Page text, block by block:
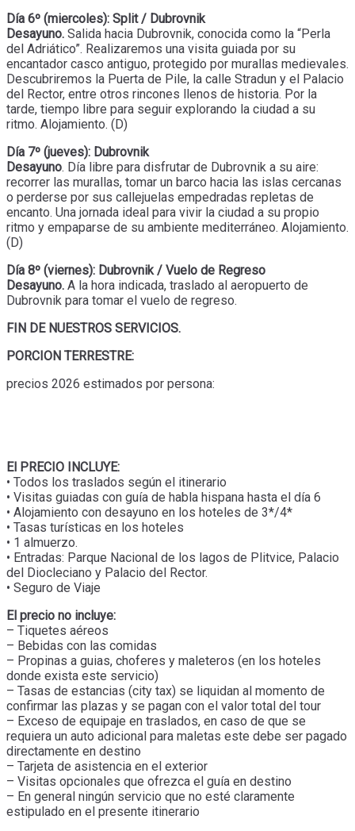
Día 6º (miercoles): Split / Dubrovnik
Desayuno. Salida hacia Dubrovnik, conocida como la “Perla
del Adriático”. Realizaremos una visita guiada por su
encantador casco antiguo, protegido por murallas medievales.
Descubriremos la Puerta de Pile, la calle Stradun y el Palacio
del Rector, entre otros rincones llenos de historia. Por la
tarde, tiempo libre para seguir explorando la ciudad a su
ritmo. Alojamiento. (D)
Día 7º (jueves): Dubrovnik
Desayuno. Día libre para disfrutar de Dubrovnik a su aire:
recorrer las murallas, tomar un barco hacia las islas cercanas
o perderse por sus callejuelas empedradas repletas de
encanto. Una jornada ideal para vivir la ciudad a su propio
ritmo y empaparse de su ambiente mediterráneo. Alojamiento.
(D)
Día 8º (viernes): Dubrovnik / Vuelo de Regreso
Desayuno. A la hora indicada, traslado al aeropuerto de
Dubrovnik para tomar el vuelo de regreso.
FIN DE NUESTROS SERVICIOS.
PORCION TERRESTRE:
precios 2026 estimados por persona:
El PRECIO INCLUYE:
• Todos los traslados según el itinerario
• Visitas guiadas con guía de habla hispana hasta el día 6
• Alojamiento con desayuno en los hoteles de 3*/4*
• Tasas turísticas en los hoteles
• 1 almuerzo.
• Entradas: Parque Nacional de los lagos de Plitvice, Palacio
del Diocleciano y Palacio del Rector.
• Seguro de Viaje
El precio no incluye:
– Tiquetes aéreos
– Bebidas con las comidas
– Propinas a guias, choferes y maleteros (en los hoteles
donde exista este servicio)
– Tasas de estancias (city tax) se liquidan al momento de
confirmar las plazas y se pagan con el valor total del tour
– Exceso de equipaje en traslados, en caso de que se
requiera un auto adicional para maletas este debe ser pagado
directamente en destino
– Tarjeta de asistencia en el exterior
– Visitas opcionales que ofrezca el guía en destino
– En general ningún servicio que no esté claramente
estipulado en el presente itinerario